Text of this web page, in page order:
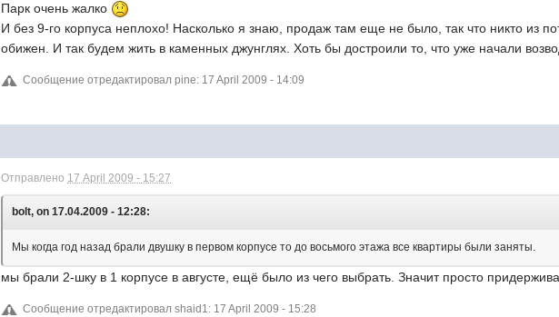
Парк очень жалко
И без 9-го корпуса неплохо! Насколько я знаю, продаж там еще не было, так что никто из
обижен. И так будем жить в каменных джунглях. Хоть бы достроили то, что уже начали
Сообщение отредактировал pine: 17 April 2009 - 14:09
Отправлено 17 April 2009 - 15:27
bolt, on 17.04.2009 - 12:28:
Мы когда год назад брали двушку в первом корпусе то до восьмого этажа все квартиры были заняты.
мы брали 2-шку в 1 корпусе в августе, ещё было из чего выбрать. Значит просто
Сообщение отредактировал shaid1: 17 April 2009 - 15:28